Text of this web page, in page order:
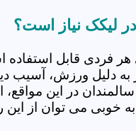
لیکک نیاز است؟
هر فردی قابل
به دلیل ورزش، آسیب
سالمندان در این
خوبی می توان از این